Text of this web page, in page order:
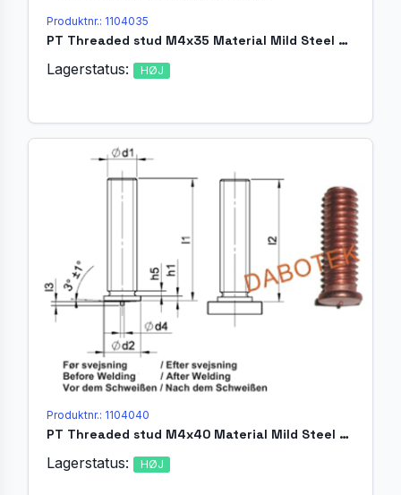
Produktnr.: 1104035
PT Threaded stud M4x35 Material Mild Steel 4.8 acc. EN ISO 13918
Lagerstatus: HØJ
Produktnr.: 1104040
PT Threaded stud M4x40 Material Mild Steel 4.8 acc. EN ISO 13918
Lagerstatus: HØJ